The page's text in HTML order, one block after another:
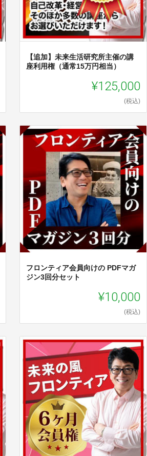
【追加】未来生活研究所主催の講
座利用権（通常15万円相当）
¥125,000
(税込)
フロンティア会員向けの PDFマガ
ジン3回分セット
¥10,000
(税込)